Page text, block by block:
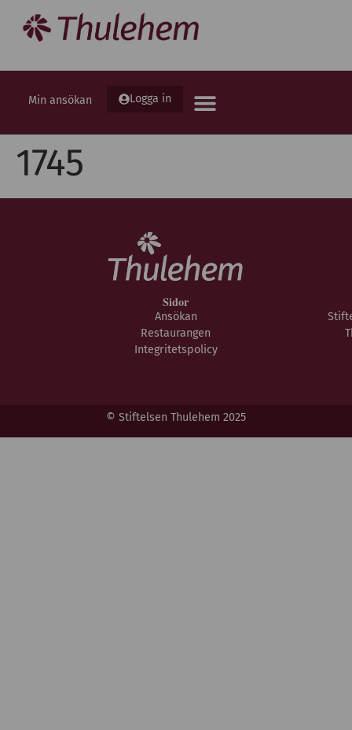
Min ansökan Logga in
1745
Sidor
Ansökan
Restaurangen
Integritetspolicy
© Stiftelsen Thulehem 2025